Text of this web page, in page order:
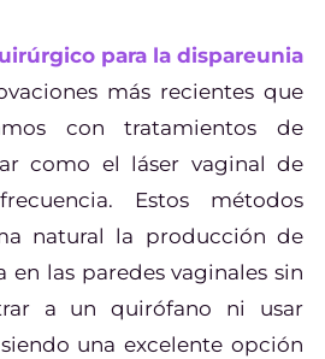
para la dispareunia
más recientes que
con tratamientos de
como el láser vaginal de
Estos métodos
natural la producción de
en las paredes vaginales sin
a un quirófano ni usar
una excelente opción